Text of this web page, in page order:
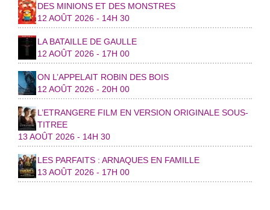
DES MINIONS ET DES MONSTRES
12 AOÛT 2026 - 14H 30
LA BATAILLE DE GAULLE
12 AOÛT 2026 - 17H 00
ON L’APPELAIT ROBIN DES BOIS
12 AOÛT 2026 - 20H 00
L’ETRANGERE FILM EN VERSION ORIGINALE SOUS-
TITREE
13 AOÛT 2026 - 14H 30
LES PARFAITS : ARNAQUES EN FAMILLE
13 AOÛT 2026 - 17H 00